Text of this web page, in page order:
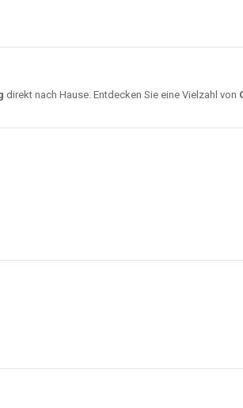
direkt nach Hause. Entdecken Sie eine Vielzahl von